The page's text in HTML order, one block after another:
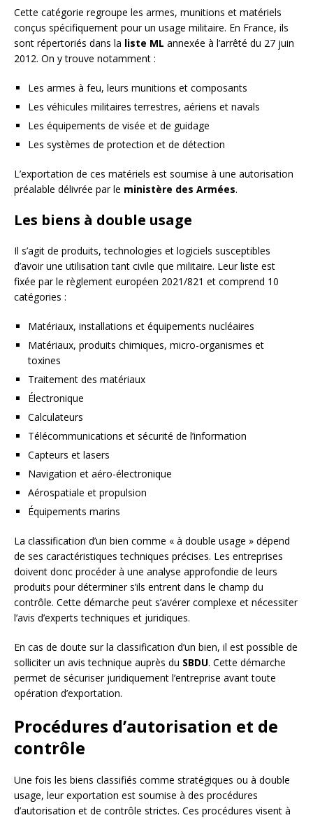
Cette catégorie regroupe les armes, munitions et matériels
conçus spécifiquement pour un usage militaire. En France, ils
sont répertoriés dans la liste ML annexée à l’arrêté du 27 juin
2012. On y trouve notamment :
Les armes à feu, leurs munitions et composants
Les véhicules militaires terrestres, aériens et navals
Les équipements de visée et de guidage
Les systèmes de protection et de détection
L’exportation de ces matériels est soumise à une autorisation
préalable délivrée par le ministère des Armées.
Les biens à double usage
Il s’agit de produits, technologies et logiciels susceptibles
d’avoir une utilisation tant civile que militaire. Leur liste est
fixée par le règlement européen 2021/821 et comprend 10
catégories :
Matériaux, installations et équipements nucléaires
Matériaux, produits chimiques, micro-organismes et
toxines
Traitement des matériaux
Électronique
Calculateurs
Télécommunications et sécurité de l’information
Capteurs et lasers
Navigation et aéro-électronique
Aérospatiale et propulsion
Équipements marins
La classification d’un bien comme « à double usage » dépend
de ses caractéristiques techniques précises. Les entreprises
doivent donc procéder à une analyse approfondie de leurs
produits pour déterminer s’ils entrent dans le champ du
contrôle. Cette démarche peut s’avérer complexe et nécessiter
l’avis d’experts techniques et juridiques.
En cas de doute sur la classification d’un bien, il est possible de
solliciter un avis technique auprès du SBDU. Cette démarche
permet de sécuriser juridiquement l’entreprise avant toute
opération d’exportation.
Procédures d’autorisation et de
contrôle
Une fois les biens classifiés comme stratégiques ou à double
usage, leur exportation est soumise à des procédures
d’autorisation et de contrôle strictes. Ces procédures visent à